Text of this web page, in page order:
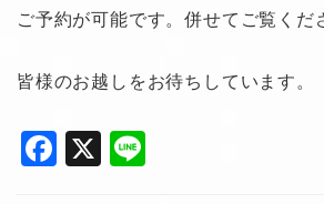
ご予約が可能です。併せてご覧くだ
皆様のお越しをお待ちしています。
F
X